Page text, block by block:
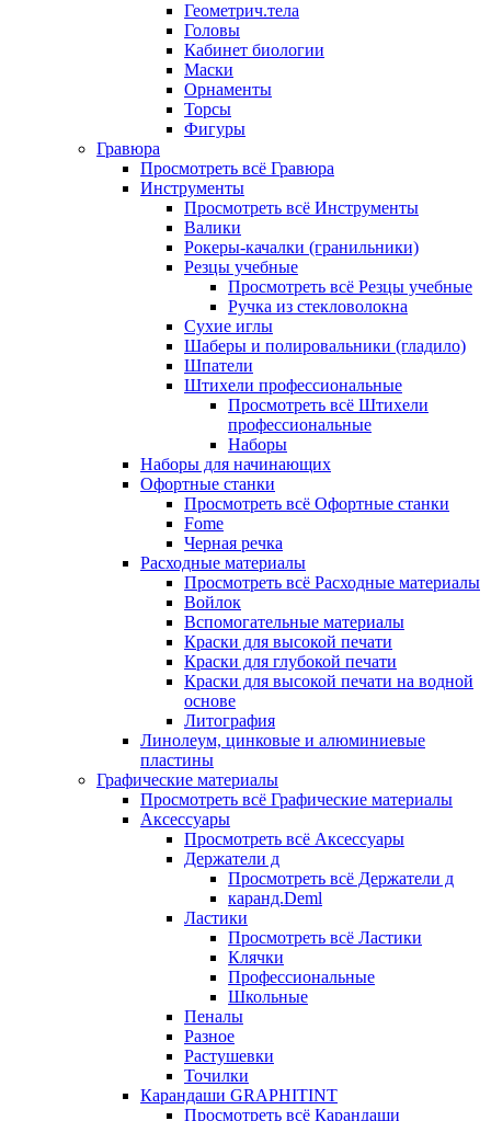
Геометрич.тела
Головы
Кабинет биологии
Маски
Орнаменты
Торсы
Фигуры
Гравюра
Просмотреть всё Гравюра
Инструменты
Просмотреть всё Инструменты
Валики
Рокеры-качалки (гранильники)
Резцы учебные
Просмотреть всё Резцы учебные
Ручка из стекловолокна
Сухие иглы
Шаберы и полировальники (гладило)
Шпатели
Штихели профессиональные
Просмотреть всё Штихели
профессиональные
Наборы
Наборы для начинающих
Офортные станки
Просмотреть всё Офортные станки
Fome
Черная речка
Расходные материалы
Просмотреть всё Расходные материалы
Войлок
Вспомогательные материалы
Краски для высокой печати
Краски для глубокой печати
Краски для высокой печати на водной
основе
Литография
Линолеум, цинковые и алюминиевые
пластины
Графические материалы
Просмотреть всё Графические материалы
Аксессуары
Просмотреть всё Аксессуары
Держатели д
Просмотреть всё Держатели д
каранд.Deml
Ластики
Просмотреть всё Ластики
Клячки
Профессиональные
Школьные
Пеналы
Разное
Растушевки
Точилки
Карандаши GRAPHITINT
Просмотреть всё Карандаши